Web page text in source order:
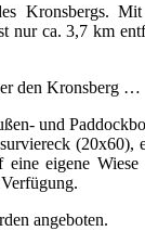
Kronsbergs.
nur ca. 3,7 km
den Kronsberg …
und
(20x60),
eigene Wiese
angeboten.